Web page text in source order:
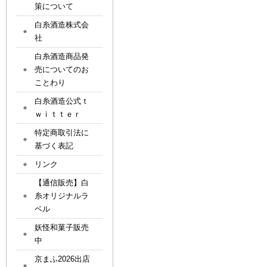
策について
白糸酒造株式会
社
白糸酒造商品発
売についてのお
ことわり
白糸酒造公式ｔ
ｗｉｔｔｅｒ
特定商取引法に
基づく表記
リンク
【通信販売】白
糸オリジナルラ
ベル
妖怪和菓子販売
中
京まふ2026出店